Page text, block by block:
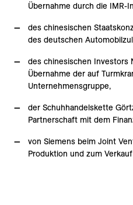
Übernahme durch die IMR-
des chinesischen
des deutschen
des chinesischen Investors
Übernahme der auf
Unternehmensgruppe,
der Schuhhandelskette
Partnerschaft mit dem
von Siemens beim Joint
Produktion und zum